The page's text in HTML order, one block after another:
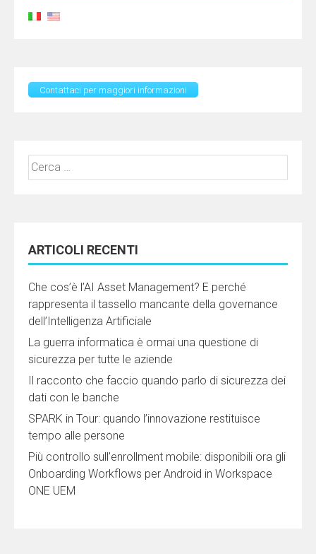
Contattaci per maggiori informazioni
Ricerca
per:
ARTICOLI RECENTI
Che cos’è l’AI Asset Management? E perché
rappresenta il tassello mancante della governance
dell’Intelligenza Artificiale
La guerra informatica è ormai una questione di
sicurezza per tutte le aziende
Il racconto che faccio quando parlo di sicurezza dei
dati con le banche
SPARK in Tour: quando l’innovazione restituisce
tempo alle persone
Più controllo sull’enrollment mobile: disponibili ora gli
Onboarding Workflows per Android in Workspace
ONE UEM